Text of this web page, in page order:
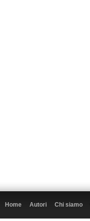
Home Autori Chi siamo